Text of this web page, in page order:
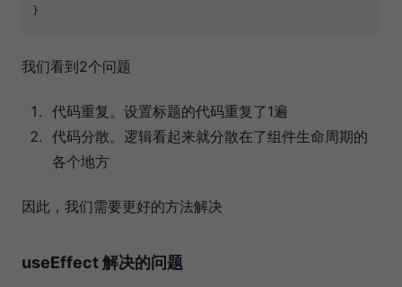
我们看到2个问题
代码重复。设置标题的代码重复了1遍
代码分散。逻辑看起来就分散在了组件生命周期的
各个地方
因此，我们需要更好的方法解决
useEffect 解决的问题